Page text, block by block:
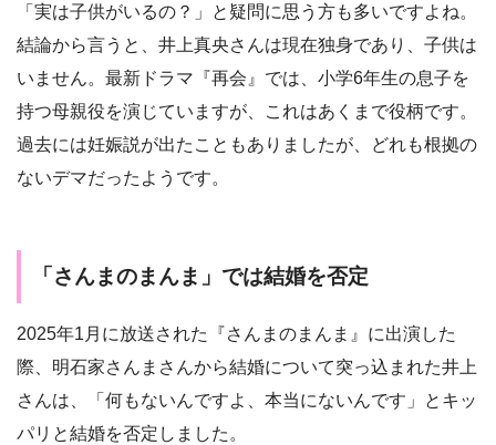
「実は子供がいるの？」と疑問に思う方も多いですよね。
結論から言うと、井上真央さんは現在独身であり、子供は
いません。最新ドラマ『再会』では、小学6年生の息子を
持つ母親役を演じていますが、これはあくまで役柄です。
過去には妊娠説が出たこともありましたが、どれも根拠の
ないデマだったようです。
「さんまのまんま」では結婚を否定
2025年1月に放送された『さんまのまんま』に出演した
際、明石家さんまさんから結婚について突っ込まれた井上
さんは、「何もないんですよ、本当にないんです」とキッ
パリと結婚を否定しました。